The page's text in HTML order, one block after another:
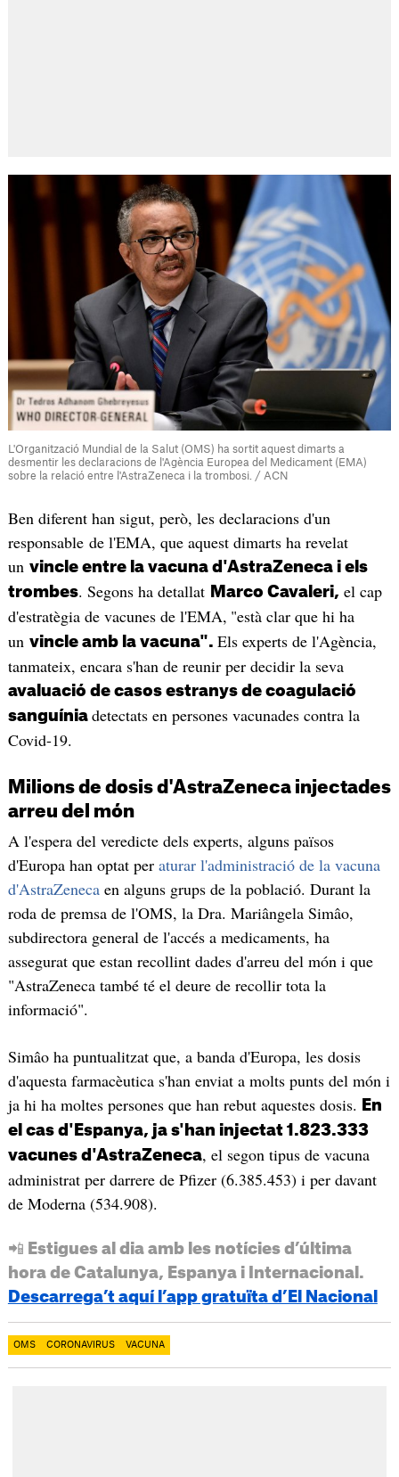
L'Organització Mundial de la Salut (OMS) ha sortit aquest dimarts a
desmentir les declaracions de l'Agència Europea del Medicament (EMA)
sobre la relació entre l'AstraZeneca i la trombosi. / ACN
Ben diferent han sigut, però, les declaracions d'un
responsable de l'EMA, que aquest dimarts ha revelat
un vincle entre la vacuna d'AstraZeneca i els
trombes. Segons ha detallat Marco Cavaleri, el cap
d'estratègia de vacunes de l'EMA, "està clar que hi ha
un vincle amb la vacuna". Els experts de l'Agència,
tanmateix, encara s'han de reunir per decidir la seva
avaluació de casos estranys de coagulació
sanguínia detectats en persones vacunades contra la
Covid-19.
Milions de dosis d'AstraZeneca injectades
arreu del món
A l'espera del veredicte dels experts, alguns països
d'Europa han optat per aturar l'administració de la vacuna
d'AstraZenecaen alguns grups de la població. Durant la
roda de premsa de l'OMS, la Dra. Mariângela Simâo,
subdirectora general de l'accés a medicaments, ha
assegurat que estan recollint dades d'arreu del món i que
"AstraZeneca també té el deure de recollir tota la
informació".
Simâo ha puntualitzat que, a banda d'Europa, les dosis
d'aquesta farmacèutica s'han enviat a molts punts del món i
ja hi ha moltes persones que han rebut aquestes dosis.
En
el cas d'Espanya, ja s'han injectat 1.823.333
vacunes d'AstraZeneca, el segon tipus de vacuna
administrat per darrere de Pfizer (6.385.453) i per davant
de Moderna (534.908).
📲 Estigues al dia amb les notícies d’última
hora de Catalunya, Espanya i Internacional.
Descarrega’t aquí l’app gratuïta d’El Nacional
OMS CORONAVIRUS VACUNA